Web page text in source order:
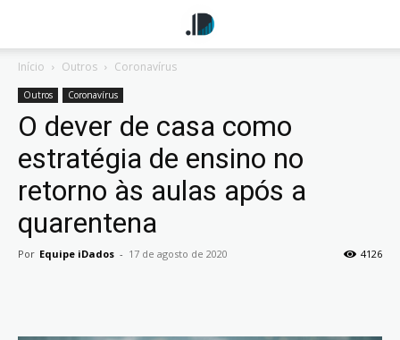
Início Outros Coronavírus
Outros Coronavírus
O dever de casa como
estratégia de ensino no
retorno às aulas após a
quarentena
Por Equipe iDados - 17 de agosto de 2020 4126